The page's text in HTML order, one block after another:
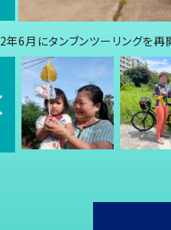
年6月にタンブンツーリングを再